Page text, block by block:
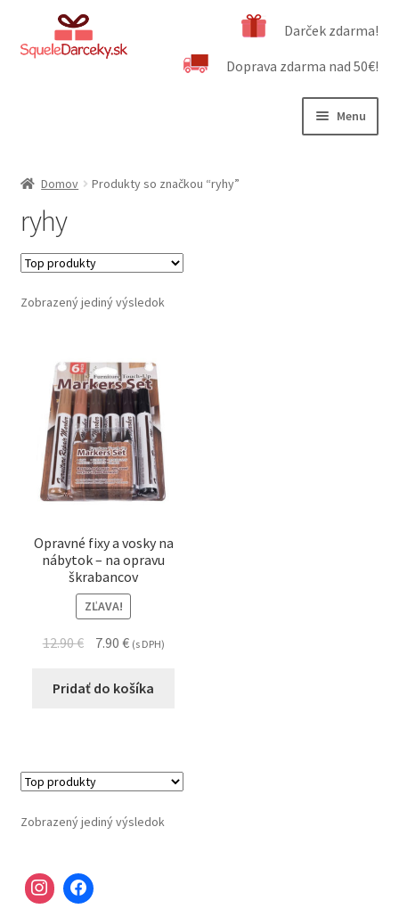
Preskočiť
na
Preskočiť
na
Darček zdarma!
Doprava zdarma nad 50€!
Menu
Dôležité informácie
Obchodné podmienky
Kontakt
Domov Produkty so značkou “ryhy”
ryhy
Zobrazený jediný výsledok
Opravné fixy a vosky na
nábytok – na opravu
škrabancov
ZĽAVA!
12.90€ 7.90 € (s DPH)
Pridať do košíka
Zobrazený jediný výsledok